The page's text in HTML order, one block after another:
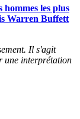
hommes les plus
Warren Buffett
Il s'agit
une interprétation